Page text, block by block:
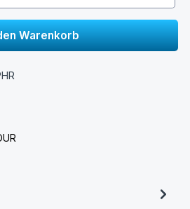
Warenkorb